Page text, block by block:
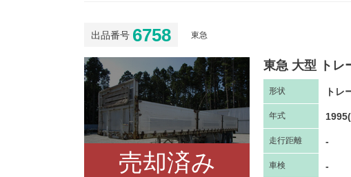
出品番号 6758 東急
売却済み
東急 大型 トレ
形状 トレ
年式
走行距離 -
車検 -